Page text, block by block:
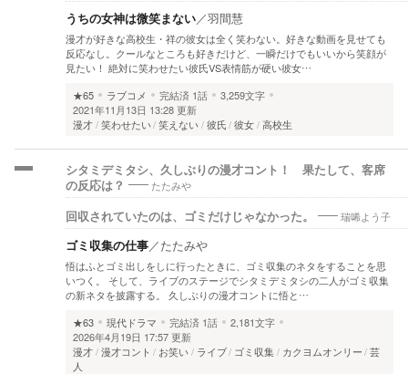
うちの女神は微笑まない／羽間慧
漫才が好きな高校生・祥の彼女は全く笑わない。好きな動画を見せても
反応なし。クールなところも好きだけど、一瞬だけでもいいから笑顔が
見たい！ 絶対に笑わせたい彼氏VS表情筋が硬い彼女…
★65
ラブコメ 完結済 1話
3,259文字
2021年11月13日 13:28 更新
漫才 笑わせたい 笑えない 彼氏 彼女 高校生
シタミデミタシ、久しぶりの漫才コント！ 果たして、客席
の反応は？
たたみや
回収されていたのは、ゴミだけじゃなかった。 瑞唏よう子
ゴミ収集の仕事／たたみや
悟はふとゴミ出しをしに行ったときに、ゴミ収集のネタをすることを思
いつく。 そして、ライブのステージでシタミデミタシの二人がゴミ収集
の新ネタを披露する。 久しぶりの漫才コントに悟と…
★63
現代ドラマ 完結済 1話
2,181文字
2026年4月19日 17:57 更新
漫才 漫才コント お笑い ライブ ゴミ収集 カクヨムオンリー 芸
人